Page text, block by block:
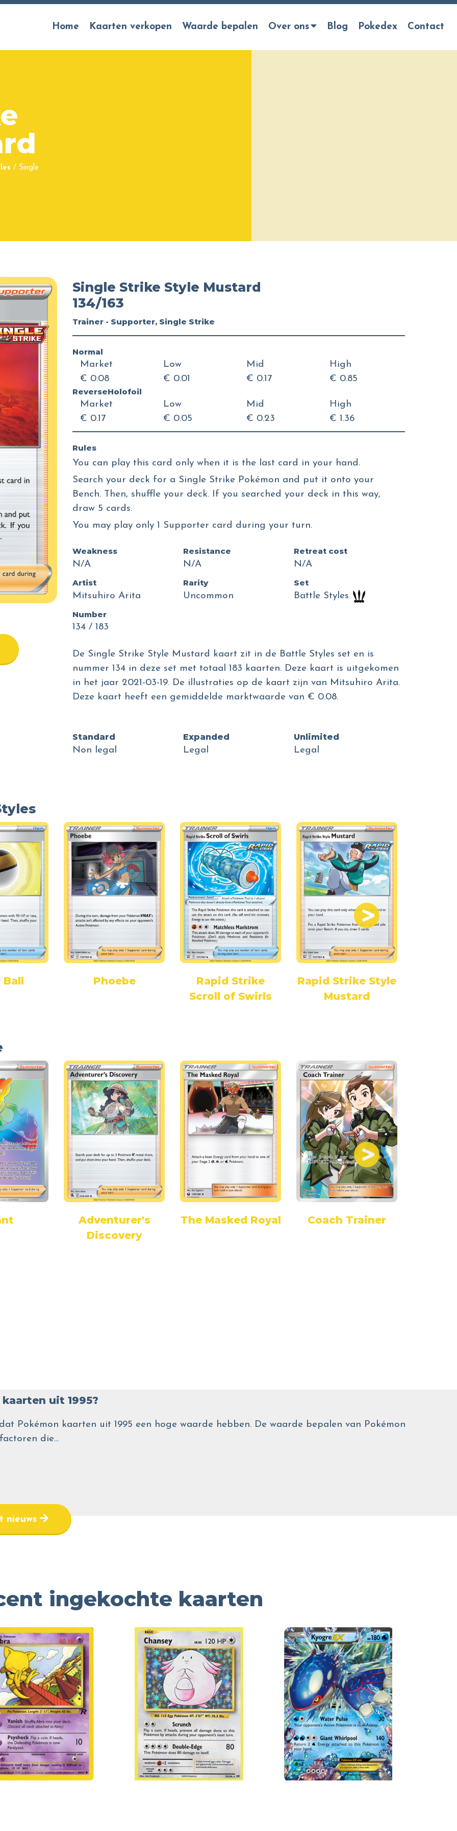
Home Kaarten verkopen Waarde bepalen Over ons Blog Pokedex Contact
/ Single
Single Strike Style Mustard
134/163
Trainer - Supporter, Single Strike
Normal
Market
€ 0.08
Low
€ 0.01
Mid
€ 0.17
High
€ 0.85
ReverseHolofoil
Market
€ 0.17
Low
€ 0.05
Mid
€ 0.23
High
€ 1.36
Rules
You can play this card only when it is the last card in your hand.
Search your deck for a Single Strike Pokémon and put it onto your
Bench. Then, shuffle your deck. If you searched your deck in this way,
draw 5 cards.
You may play only 1 Supporter card during your turn.
Weakness
N/A
Resistance
N/A
Retreat cost
N/A
Artist
Mitsuhiro Arita
Rarity
Uncommon
Set
Battle Styles
Number
134 / 183
De Single Strike Style Mustard kaart zit in de Battle Styles set en is
nummer 134 in deze set met totaal 183 kaarten. Deze kaart is uitgekomen
in het jaar 2021-03-19. De illustraties op de kaart zijn van Mitsuhiro Arita.
Deze kaart heeft een gemiddelde marktwaarde van € 0.08.
Standard
Non legal
Expanded
Legal
Unlimited
Legal
Phoebe
Rapid Strike
Scroll of Swirls
Rapid Strike Style
Mustard
Adventurer's
Discovery
The Masked Royal Coach Trainer
uit 1995?
Pokémon kaarten uit 1995 een hoge waarde hebben. De waarde bepalen van Pokémon
die…
nieuws
ingekochte kaarten